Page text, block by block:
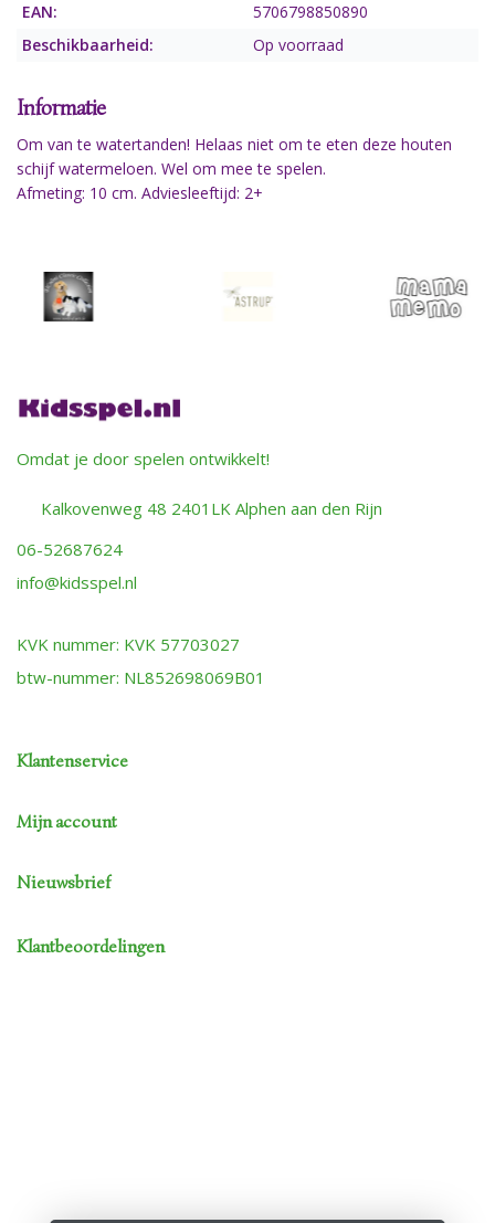
EAN:
5706798850890
Beschikbaarheid:
Op voorraad
Informatie
Om van te watertanden! Helaas niet om te eten deze houten
schijf watermeloen. Wel om mee te spelen.
Afmeting: 10 cm. Adviesleeftijd: 2+
Omdat je door spelen ontwikkelt!
Kalkovenweg 48 2401LK Alphen aan den Rijn
06-52687624
info@kidsspel.nl
KVK nummer: KVK 57703027
btw-nummer: NL852698069B01
Klantenservice
Mijn account
Nieuwsbrief
Klantbeoordelingen